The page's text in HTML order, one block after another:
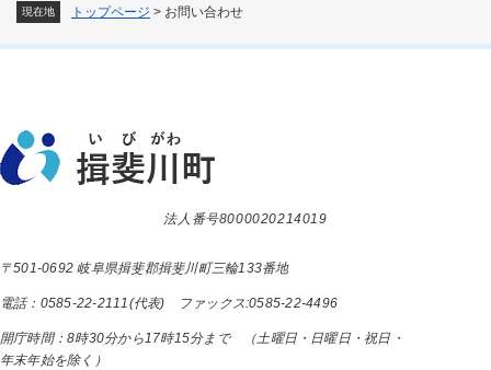
現在地 トップページ > お問い合わせ
法人番号8000020214019
〒501-0692 岐阜県揖斐郡揖斐川町三輪133番地
電話：0585-22-2111(代表) ファックス:0585-22-4496
開庁時間：8時30分から17時15分まで （土曜日・日曜日・祝日・
年末年始を除く）